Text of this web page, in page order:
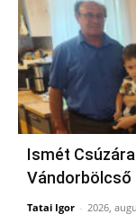
Ismét
Vándorbölcső
Tatai Igor - 2026,